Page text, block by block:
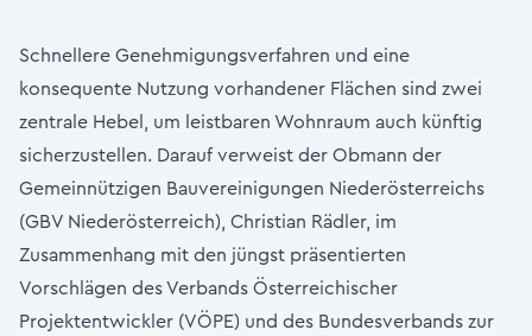
Schnellere Genehmigungsverfahren und eine
konsequente Nutzung vorhandener Flächen sind zwei
zentrale Hebel, um leistbaren Wohnraum auch künftig
sicherzustellen. Darauf verweist der Obmann der
Gemeinnützigen Bauvereinigungen Niederösterreichs
(GBV Niederösterreich), Christian Rädler, im
Zusammenhang mit den jüngst präsentierten
Vorschlägen des Verbands Österreichischer
Projektentwickler (VÖPE) und des Bundesverbands zur